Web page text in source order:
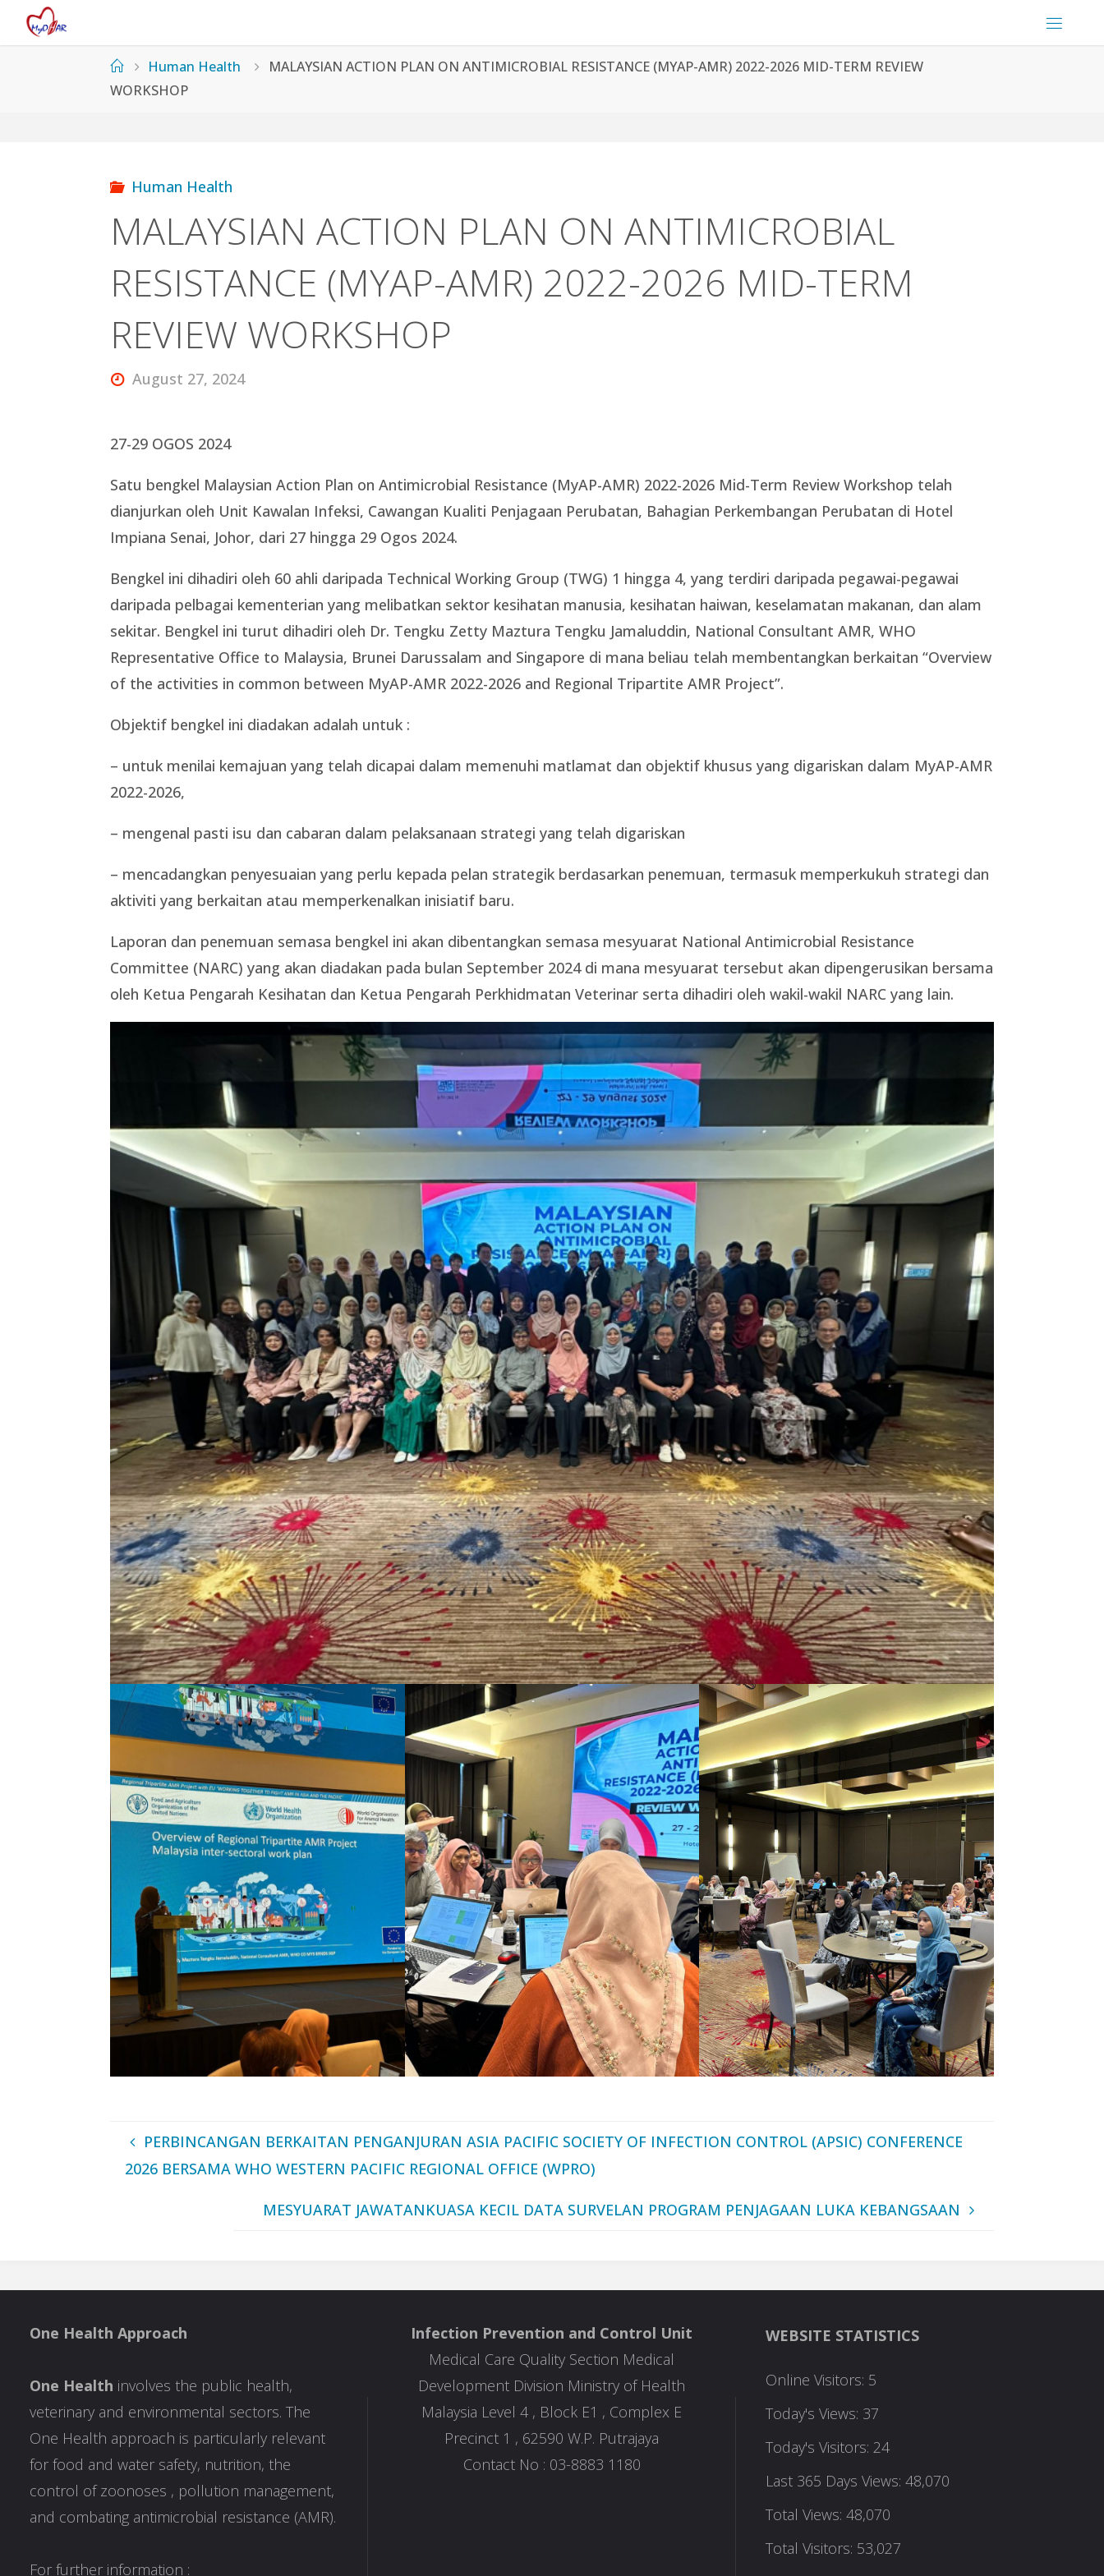
HomeHuman Health
MALAYSIAN ACTION PLAN ON ANTIMICROBIAL RESISTANCE (MYAP-AMR) 2022-2026 MID-TERM REVIEW
WORKSHOP
Human Health
MALAYSIAN ACTION PLAN ON ANTIMICROBIAL
RESISTANCE (MYAP-AMR) 2022-2026 MID-TERM
REVIEW WORKSHOP
August 27, 2024
27-29 OGOS 2024
Satu bengkel Malaysian Action Plan on Antimicrobial Resistance (MyAP-AMR) 2022-2026 Mid-Term Review Workshop telah
dianjurkan oleh Unit Kawalan Infeksi, Cawangan Kualiti Penjagaan Perubatan, Bahagian Perkembangan Perubatan di Hotel
Impiana Senai, Johor, dari 27 hingga 29 Ogos 2024.
Bengkel ini dihadiri oleh 60 ahli daripada Technical Working Group (TWG) 1 hingga 4, yang terdiri daripada pegawai-pegawai
daripada pelbagai kementerian yang melibatkan sektor kesihatan manusia, kesihatan haiwan, keselamatan makanan, dan alam
sekitar. Bengkel ini turut dihadiri oleh Dr. Tengku Zetty Maztura Tengku Jamaluddin, National Consultant AMR, WHO
Representative Office to Malaysia, Brunei Darussalam and Singapore di mana beliau telah membentangkan berkaitan “Overview
of the activities in common between MyAP-AMR 2022-2026 and Regional Tripartite AMR Project”.
Objektif bengkel ini diadakan adalah untuk :
– untuk menilai kemajuan yang telah dicapai dalam memenuhi matlamat dan objektif khusus yang digariskan dalam MyAP-AMR
2022-2026,
– mengenal pasti isu dan cabaran dalam pelaksanaan strategi yang telah digariskan
– mencadangkan penyesuaian yang perlu kepada pelan strategik berdasarkan penemuan, termasuk memperkukuh strategi dan
aktiviti yang berkaitan atau memperkenalkan inisiatif baru.
Laporan dan penemuan semasa bengkel ini akan dibentangkan semasa mesyuarat National Antimicrobial Resistance
Committee (NARC) yang akan diadakan pada bulan September 2024 di mana mesyuarat tersebut akan dipengerusikan bersama
oleh Ketua Pengarah Kesihatan dan Ketua Pengarah Perkhidmatan Veterinar serta dihadiri oleh wakil-wakil NARC yang lain.
PERBINCANGAN BERKAITAN PENGANJURAN ASIA PACIFIC SOCIETY OF INFECTION CONTROL (APSIC) CONFERENCE
2026 BERSAMA WHO WESTERN PACIFIC REGIONAL OFFICE (WPRO)
MESYUARAT JAWATANKUASA KECIL DATA SURVELAN PROGRAM PENJAGAAN LUKA KEBANGSAAN
One Health Approach
One Health involves the public health,
veterinary and environmental sectors. The
One Health approach is particularly relevant
for food and water safety, nutrition, the
control of zoonoses , pollution management,
and combating antimicrobial resistance (AMR).
For further information :
Infection Prevention and Control Unit
Medical Care Quality Section Medical
Development Division Ministry of Health
Malaysia Level 4 , Block E1 , Complex E
Precinct 1 , 62590 W.P. Putrajaya
Contact No : 03-8883 1180
WEBSITE STATISTICS
Online Visitors: 5
Today's Views: 37
Today's Visitors: 24
Last 365 Days Views: 48,070
Total Views: 48,070
Total Visitors: 53,027